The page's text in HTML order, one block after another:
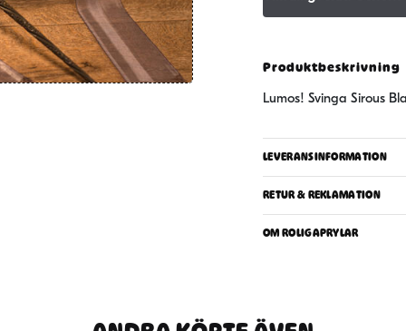
Produktbeskrivning
Lumos! Svinga Sirous
LEVERANSINFORMATION
RETUR & REKLAMATION
OM ROLIGAPRYLAR